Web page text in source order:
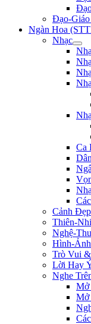
Đạo-
Ngàn Hoa
Nhạc
Ca
Cảnh Đẹp
Thiên-
Nghệ-
Hình-
Trò Vui
Lời Hay
Nghe
Mở
Mở